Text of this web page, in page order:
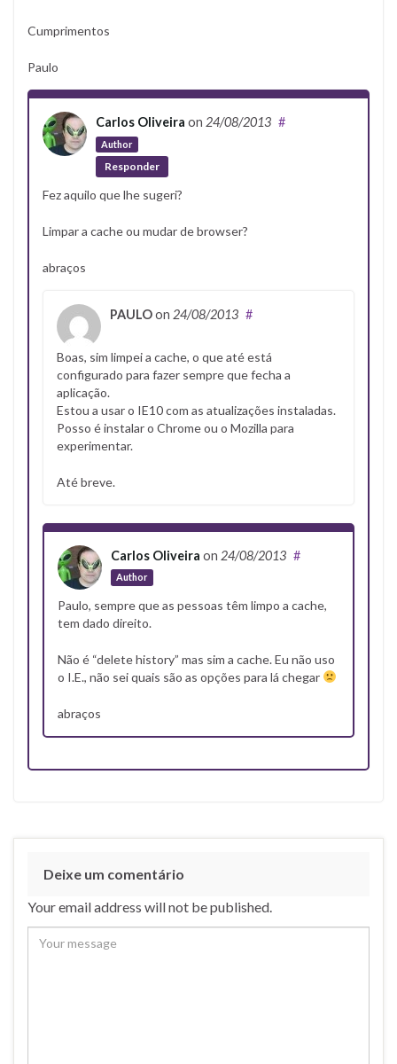
Cumprimentos
Paulo
Carlos Oliveira on 24/08/2013
Author
#
Responder
Fez aquilo que lhe sugeri?
Limpar a cache ou mudar de browser?
abraços
PAULOon 24/08/2013 #
Boas, sim limpei a cache, o que até está
configurado para fazer sempre que fecha a
aplicação.
Estou a usar o IE10 com as atualizações instaladas.
Posso é instalar o Chrome ou o Mozilla para
experimentar.
Até breve.
Carlos Oliveira on 24/08/2013
Author
#
Paulo, sempre que as pessoas têm limpo a cache,
tem dado direito.
Não é “delete history” mas sim a cache. Eu não uso
o I.E., não sei quais são as opções para lá chegar
abraços
Deixe um comentário
Your email address will not be published.